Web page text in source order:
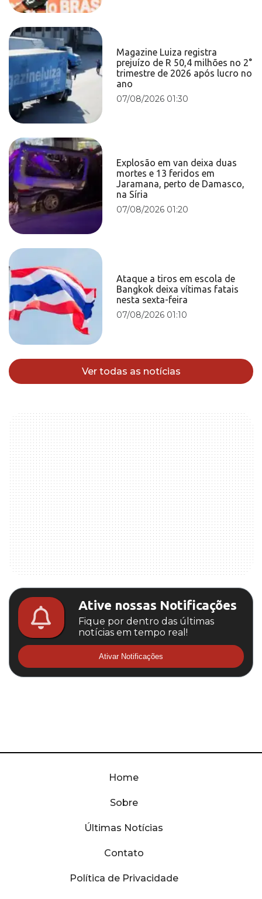
Magazine Luiza registra
prejuízo de R 50,4 milhões no 2°
trimestre de 2026 após lucro no
ano
07/08/2026 01:30
Explosão em van deixa duas
mortes e 13 feridos em
Jaramana, perto de Damasco,
na Síria
07/08/2026 01:20
Ataque a tiros em escola de
Bangkok deixa vítimas fatais
nesta sexta-feira
07/08/2026 01:10
Ver todas as notícias
Ative nossas Notificações
Fique por dentro das últimas
notícias em tempo real!
Ativar Notificações
Home
Sobre
Últimas Notícias
Contato
Política de Privacidade